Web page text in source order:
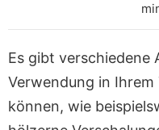
Es gibt verschiedene
Verwendung in Ihrem
können, wie